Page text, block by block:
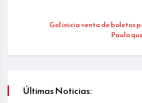
Gol inicia venta de boletos
Paulo
Últimas Noticias: